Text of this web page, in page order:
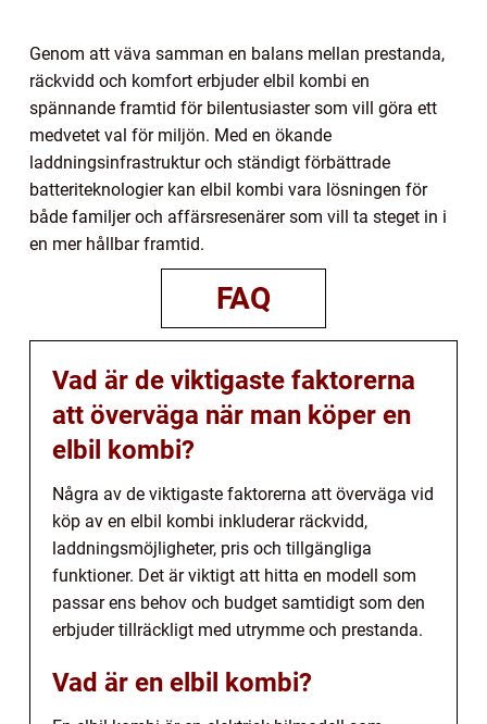
Genom att väva samman en balans mellan prestanda,
räckvidd och komfort erbjuder elbil kombi en
spännande framtid för bilentusiaster som vill göra ett
medvetet val för miljön. Med en ökande
laddningsinfrastruktur och ständigt förbättrade
batteriteknologier kan elbil kombi vara lösningen för
både familjer och affärsresenärer som vill ta steget in i
en mer hållbar framtid.
FAQ
Vad är de viktigaste faktorerna
att överväga när man köper en
elbil kombi?
Några av de viktigaste faktorerna att överväga vid
köp av en elbil kombi inkluderar räckvidd,
laddningsmöjligheter, pris och tillgängliga
funktioner. Det är viktigt att hitta en modell som
passar ens behov och budget samtidigt som den
erbjuder tillräckligt med utrymme och prestanda.
Vad är en elbil kombi?